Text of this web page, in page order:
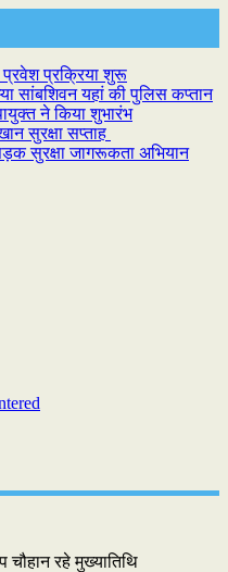
प्रवेश प्रक्रिया शुरू
सांबशिवन यहां की पुलिस कप्तान
ने किया शुभारंभ
सुरक्षा सप्ताह
सुरक्षा जागरूकता अभियान
चौहान रहे मुख्यातिथि